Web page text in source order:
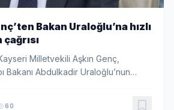
Bakan Uraloğlu’na hızlı
Milletvekili Aşkın Genç,
Bakanı Abdulkadir Uraloğlu’nun
60